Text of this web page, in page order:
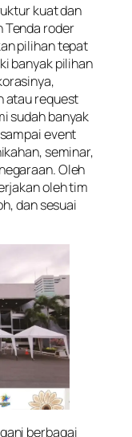
kuat dan
Tenda roder
pilihan tepat
banyak pilihan
atau request
sudah banyak
event
seminar,
Oleh
oleh tim
dan sesuai
berbagai